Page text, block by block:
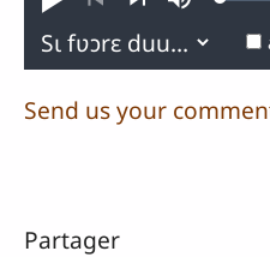
Jouer
PrécédentSuivant
Sourdine
Send us your
Partager